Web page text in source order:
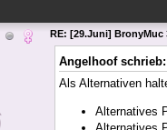
RE: [29.Juni] BronyMuc
Angelhoof schrieb:
Als Alternativen
Alternatives